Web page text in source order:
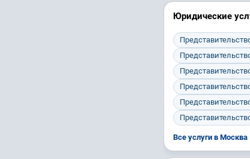
Юридические
Все услуги в